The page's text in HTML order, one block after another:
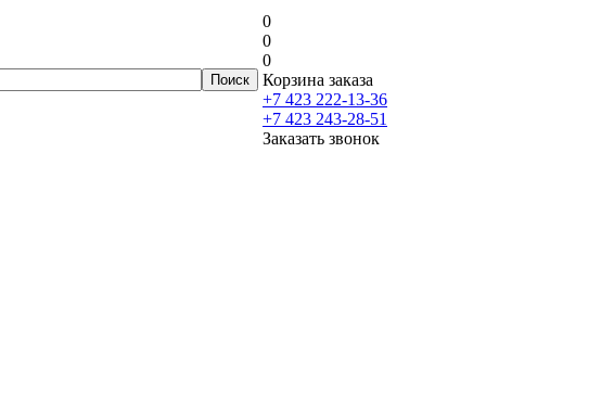
0
0
0
Корзина заказа
+7 423 222-13-36
+7 423 243-28-51
Заказать звонок